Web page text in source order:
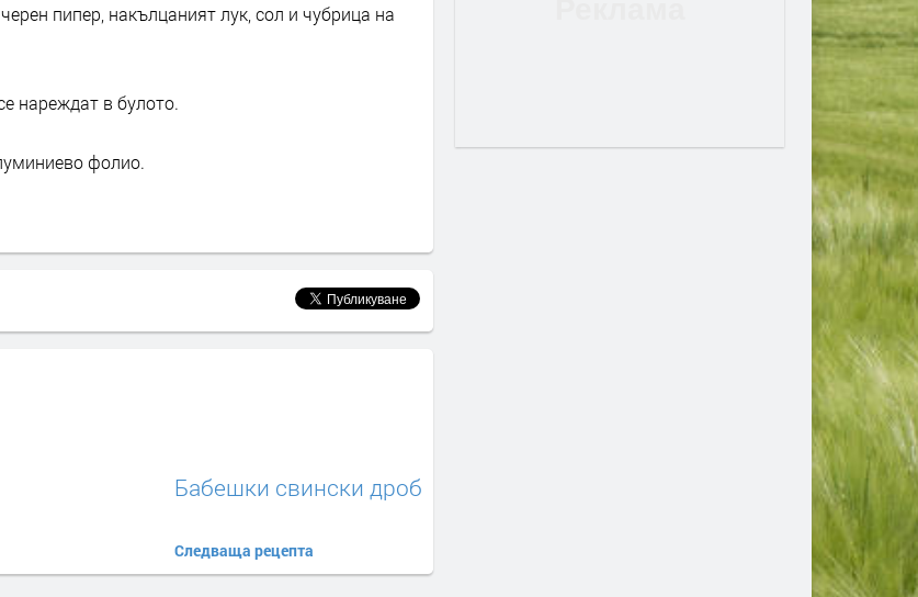
пипер, накълцаният лук, сол и чубрица на
нареждат в булото.
фолио.
Бабешки свински дроб
Следваща рецепта